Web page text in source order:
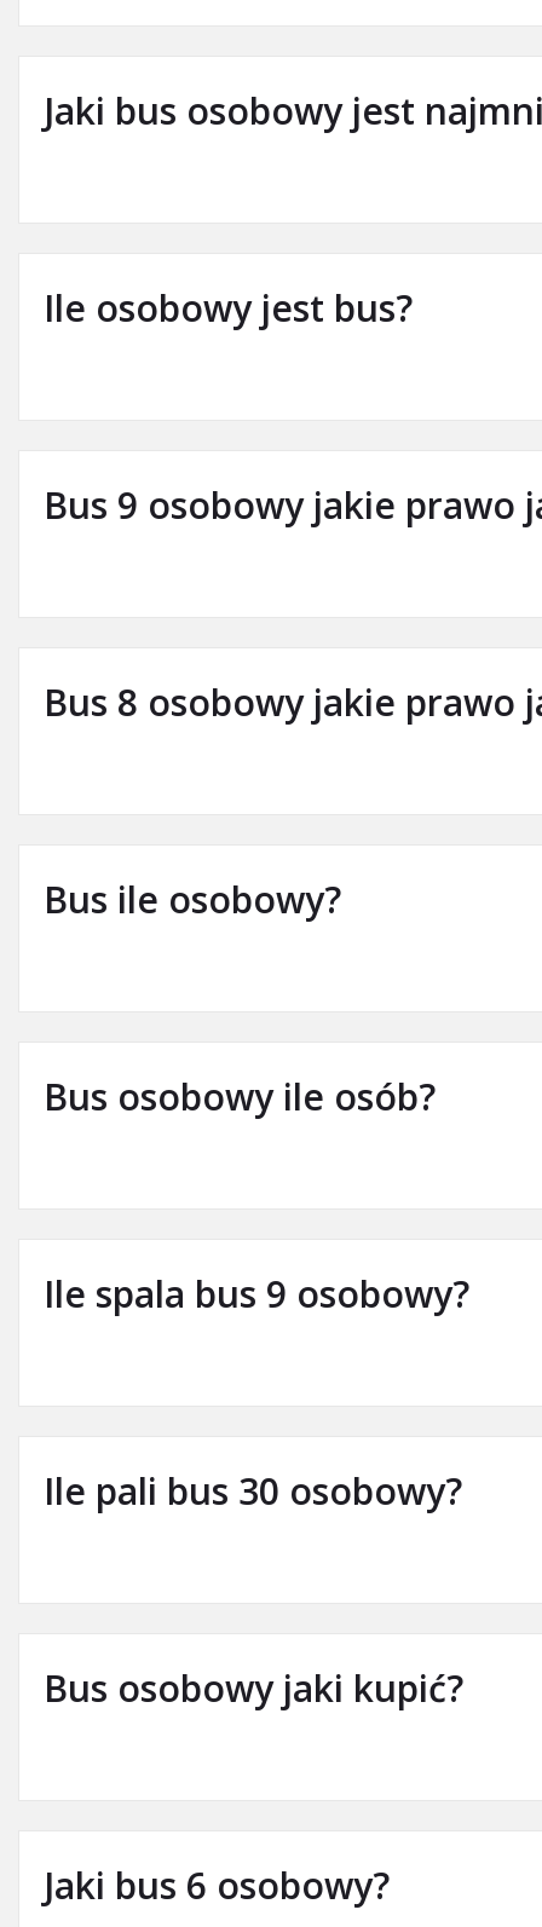
Jaki bus osobowy jest
Ile osobowy jest bus?
Bus 9 osobowy jakie prawo
Bus 8 osobowy jakie prawo
Bus ile osobowy?
Bus osobowy ile osób?
Ile spala bus 9 osobowy?
Ile pali bus 30 osobowy?
Bus osobowy jaki kupić?
Jaki bus 6 osobowy?